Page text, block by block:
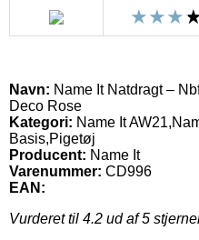
Navn: Name It Natdragt –
Deco Rose
Kategori: Name It
Basis,Pigetøj
Producent: Name It
Varenummer: CD996
EAN:
Vurderet til 4.2 ud af 5